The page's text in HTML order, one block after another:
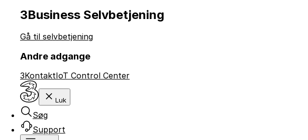
3Business Selvbetjening
Gå til selvbetjening
Andre adgange
3KontaktIoT Control Center
Luk
Søg
Support